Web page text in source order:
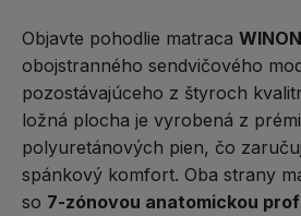
Objavte pohodlie matraca
obojstranného sendvičového
pozostávajúceho z štyroch
ložná plocha je vyrobená z
polyuretánových pien, čo
spánkový komfort. Oba strany
so 7-zónovou anatomickou